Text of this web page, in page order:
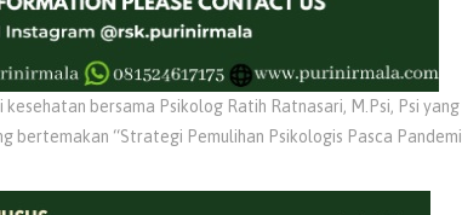
kesehatan bersama Psikolog Ratih Ratnasari, M.Psi, Psi yang
bertemakan “Strategi Pemulihan Psikologis Pasca Pandemi